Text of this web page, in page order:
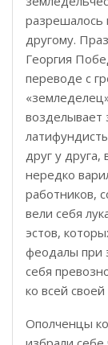
разрешалось
другому.
Георгия
переводе с
возделывает
друг у
нередко
работников,
вели себя
эстов,
феодалы при
себя
ко всей
Ополченцы